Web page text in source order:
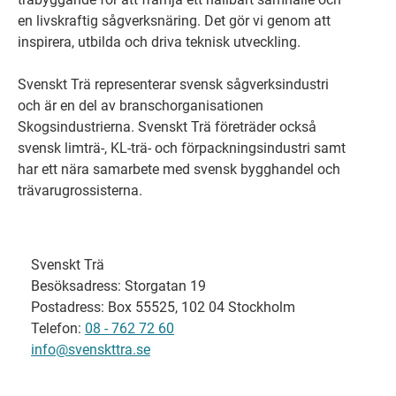
en livskraftig sågverksnäring. Det gör vi genom att
inspirera, utbilda och driva teknisk utveckling.
Svenskt Trä representerar svensk sågverksindustri
och är en del av branschorganisationen
Skogsindustrierna. Svenskt Trä företräder också
svensk limträ-, KL-trä- och förpackningsindustri samt
har ett nära samarbete med svensk bygghandel och
trävarugrossisterna.
Svenskt Trä
Besöksadress: Storgatan 19
Postadress: Box 55525, 102 04 Stockholm
Telefon: 08 - 762 72 60
info@svenskttra.se